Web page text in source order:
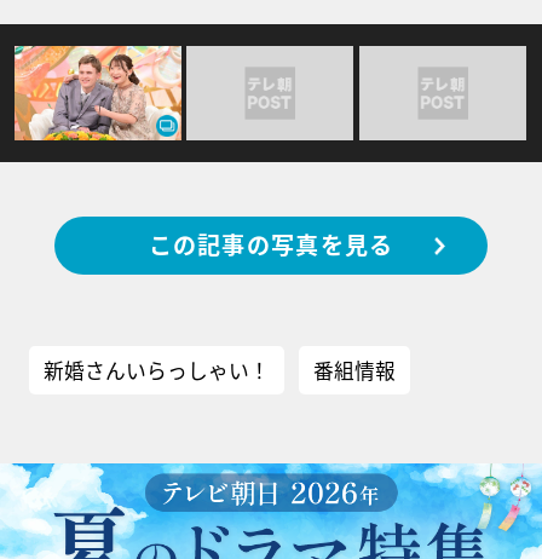
この記事の写真を見る
新婚さんいらっしゃい！ 番組情報